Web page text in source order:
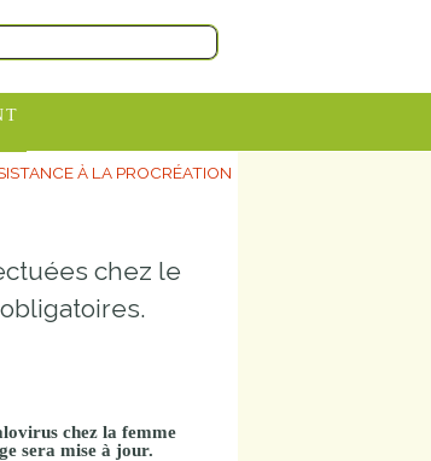
À LA PROCRÉATION
chez le
chez la femme
sera mise à jour.